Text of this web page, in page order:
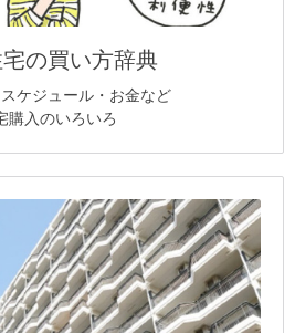
の買い方辞典
ケジュール・お金など
購入のいろいろ